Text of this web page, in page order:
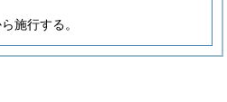
施行する。